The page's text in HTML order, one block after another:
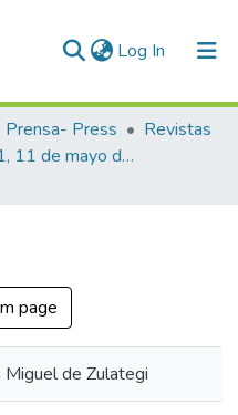
Log In (current)
Prensa- Press
Revistas
Número 11, 11 de mayo de 1940
page
Miguel de Zulategi